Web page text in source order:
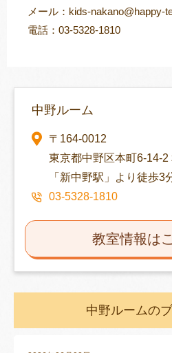
メール：kids-nakano@happy-
電話：03-5328-1810
中野ルーム
〒164-0012
東京都中野区本町6-14-2
「新中野駅」より徒歩3
03-5328-1810
教室情報は
中野ルームの